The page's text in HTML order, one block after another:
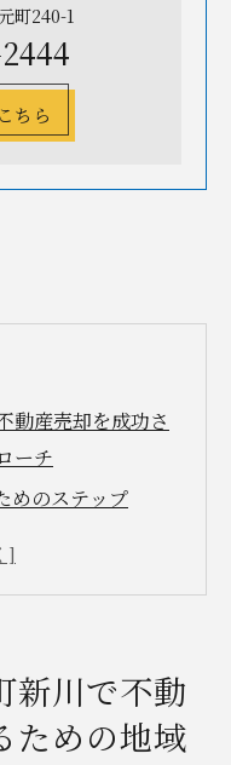
町240-1
ちら
動産売却を成功さ
ーチ
めのステップ
把握する方法
ィング戦略
た地域資源の活用
新川で不動
ための地域